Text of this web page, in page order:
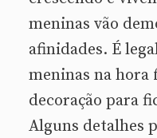
meninas vão
afinidades. É
meninas na hora
decoração para
Alguns detalhes